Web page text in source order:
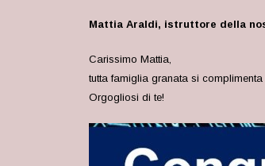
Mattia Araldi, istruttore della
Carissimo Mattia,
tutta famiglia granata si
Orgogliosi di te!